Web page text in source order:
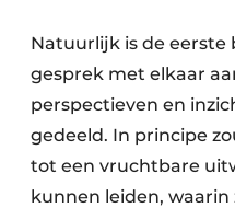
Natuurlijk is de eerste
gesprek met elkaar
perspectieven en
gedeeld. In principe
tot een vruchtbare
kunnen leiden, waarin